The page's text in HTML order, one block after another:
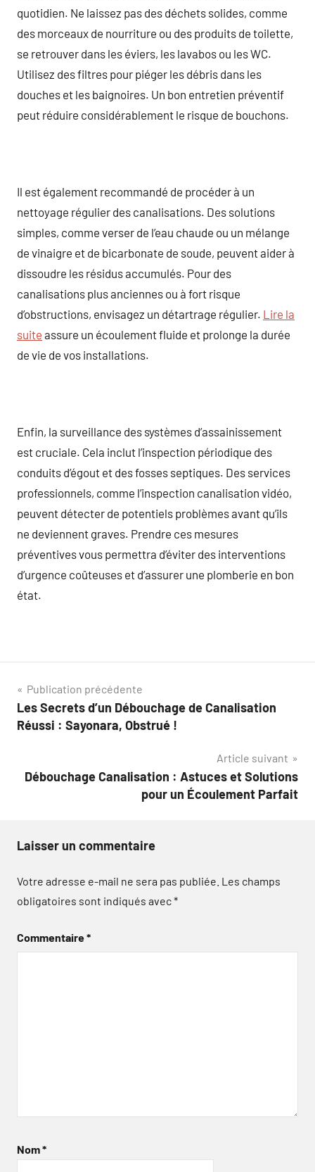
quotidien. Ne laissez pas des déchets solides, comme
des morceaux de nourriture ou des produits de toilette,
se retrouver dans les éviers, les lavabos ou les WC.
Utilisez des filtres pour piéger les débris dans les
douches et les baignoires. Un bon entretien préventif
peut réduire considérablement le risque de bouchons.
Il est également recommandé de procéder à un
nettoyage régulier des canalisations. Des solutions
simples, comme verser de l’eau chaude ou un mélange
de vinaigre et de bicarbonate de soude, peuvent aider à
dissoudre les résidus accumulés. Pour des
canalisations plus anciennes ou à fort risque
d’obstructions, envisagez un détartrage régulier. Lire la
suite assure un écoulement fluide et prolonge la durée
de vie de vos installations.
Enfin, la surveillance des systèmes d’assainissement
est cruciale. Cela inclut l’inspection périodique des
conduits d’égout et des fosses septiques. Des services
professionnels, comme l’inspection canalisation vidéo,
peuvent détecter de potentiels problèmes avant qu’ils
ne deviennent graves. Prendre ces mesures
préventives vous permettra d’éviter des interventions
d’urgence coûteuses et d’assurer une plomberie en bon
état.
Navigation
de
Publication précédente
Les Secrets d’un Débouchage de Canalisation
Réussi : Sayonara, Obstrué !
Article suivant
Débouchage Canalisation : Astuces et Solutions
pour un Écoulement Parfait
Laisser un commentaire
Votre adresse e-mail ne sera pas publiée. Les champs
obligatoires sont indiqués avec*
Commentaire*
Nom*